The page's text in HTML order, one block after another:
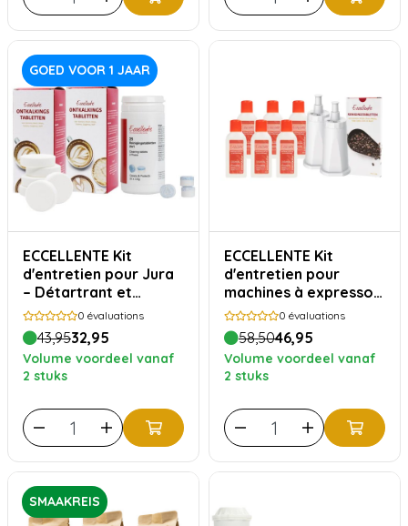
GOED VOOR 1 JAAR
ECCELLENTE Kit
d'entretien pour Jura
– Détartrant et
Tablettes de
nettoyage (jusqu'à 1
an)
0 évaluations
43,9532,95
Volume voordeel vanaf
2 stuks
ECCELLENTE Kit
d'entretien pour
machines à expresso
Sage - Bon pour 6
mois d'entretien
0 évaluations
58,5046,95
Volume voordeel vanaf
2 stuks
SMAAKREIS